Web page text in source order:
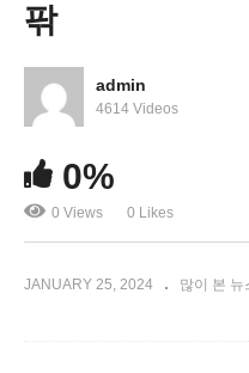
미국 내 14개주 주별 세
세 지역’
팎
admin
4614 Videos
0%
0 Views 0 Likes
JANUARY 25, 2024 많이 본 뉴